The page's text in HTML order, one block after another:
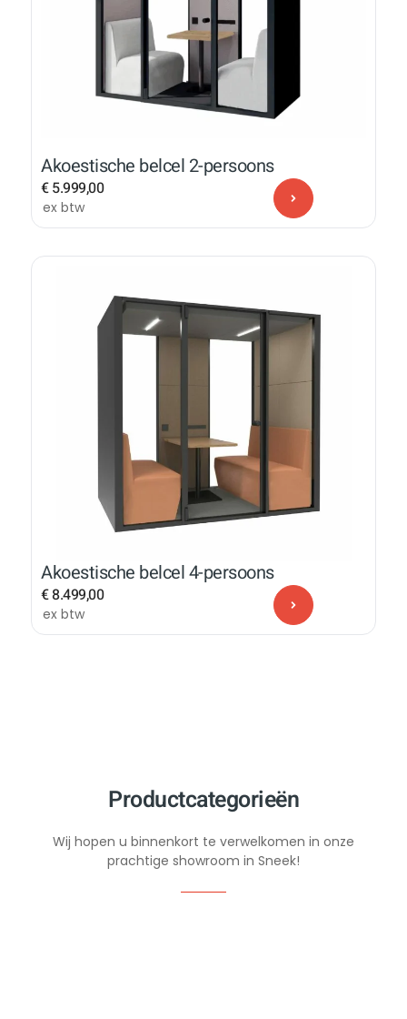
Akoestische belcel 2-persoons
€5.999,00
ex btw
Akoestische belcel 4-persoons
€8.499,00
ex btw
Productcategorieën
Wij hopen u binnenkort te verwelkomen in onze
prachtige showroom in Sneek!